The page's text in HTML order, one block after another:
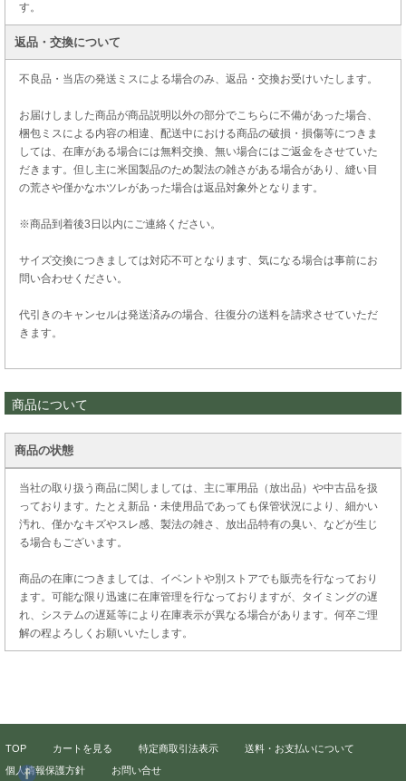
す。
返品・交換について
不良品・当店の発送ミスによる場合のみ、返品・交換お受けいたします。
お届けしました商品が商品説明以外の部分でこちらに不備があった場合、
梱包ミスによる内容の相違、配送中における商品の破損・損傷等につきま
しては、在庫がある場合には無料交換、無い場合にはご返金をさせていた
だきます。但し主に米国製品のため製法の雑さがある場合があり、縫い目
の荒さや僅かなホツレがあった場合は返品対象外となります。
※商品到着後3日以内にご連絡ください。
サイズ交換につきましては対応不可となります、気になる場合は事前にお
問い合わせください。
代引きのキャンセルは発送済みの場合、往復分の送料を請求させていただ
きます。
商品について
商品の状態
当社の取り扱う商品に関しましては、主に軍用品（放出品）や中古品を扱
っております。たとえ新品・未使用品であっても保管状況により、細かい
汚れ、僅かなキズやスレ感、製法の雑さ、放出品特有の臭い、などが生じ
る場合もございます。
商品の在庫につきましては、イベントや別ストアでも販売を行なっており
ます。可能な限り迅速に在庫管理を行なっておりますが、タイミングの遅
れ、システムの遅延等により在庫表示が異なる場合があります。何卒ご理
解の程よろしくお願いいたします。
TOP カートを見る 特定商取引法表示
送料・お支払いについて
個人情報保護方針
お問い合せ